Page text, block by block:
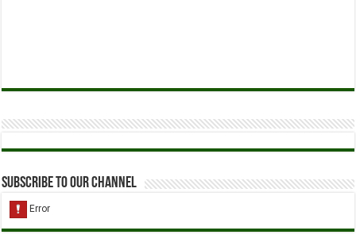
Subscribe to our Channel